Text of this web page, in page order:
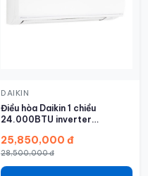
DAIKIN
Điều hòa Daikin 1 chiều
24.000BTU inverter
25,850,000 đ
28,500,000 đ